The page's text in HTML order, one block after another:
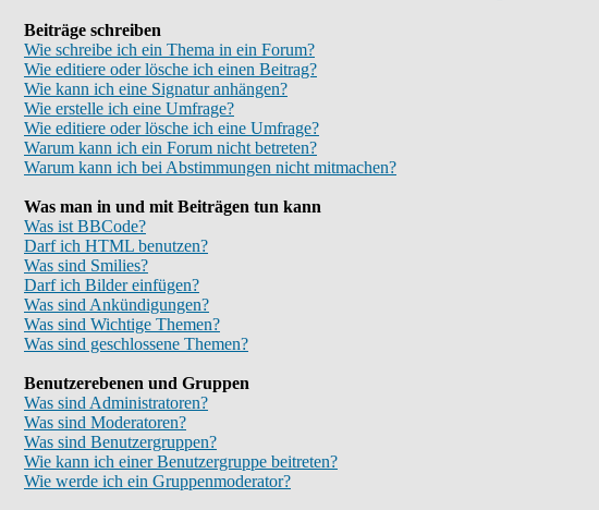
Beiträge schreiben
Wie schreibe ich ein Thema in ein Forum?
Wie editiere oder lösche ich einen Beitrag?
Wie kann ich eine Signatur anhängen?
Wie erstelle ich eine Umfrage?
Wie editiere oder lösche ich eine Umfrage?
Warum kann ich ein Forum nicht betreten?
Warum kann ich bei Abstimmungen nicht mitmachen?
Was man in und mit Beiträgen tun kann
Was ist BBCode?
Darf ich HTML benutzen?
Was sind Smilies?
Darf ich Bilder einfügen?
Was sind Ankündigungen?
Was sind Wichtige Themen?
Was sind geschlossene Themen?
Benutzerebenen und Gruppen
Was sind Administratoren?
Was sind Moderatoren?
Was sind Benutzergruppen?
Wie kann ich einer Benutzergruppe beitreten?
Wie werde ich ein Gruppenmoderator?